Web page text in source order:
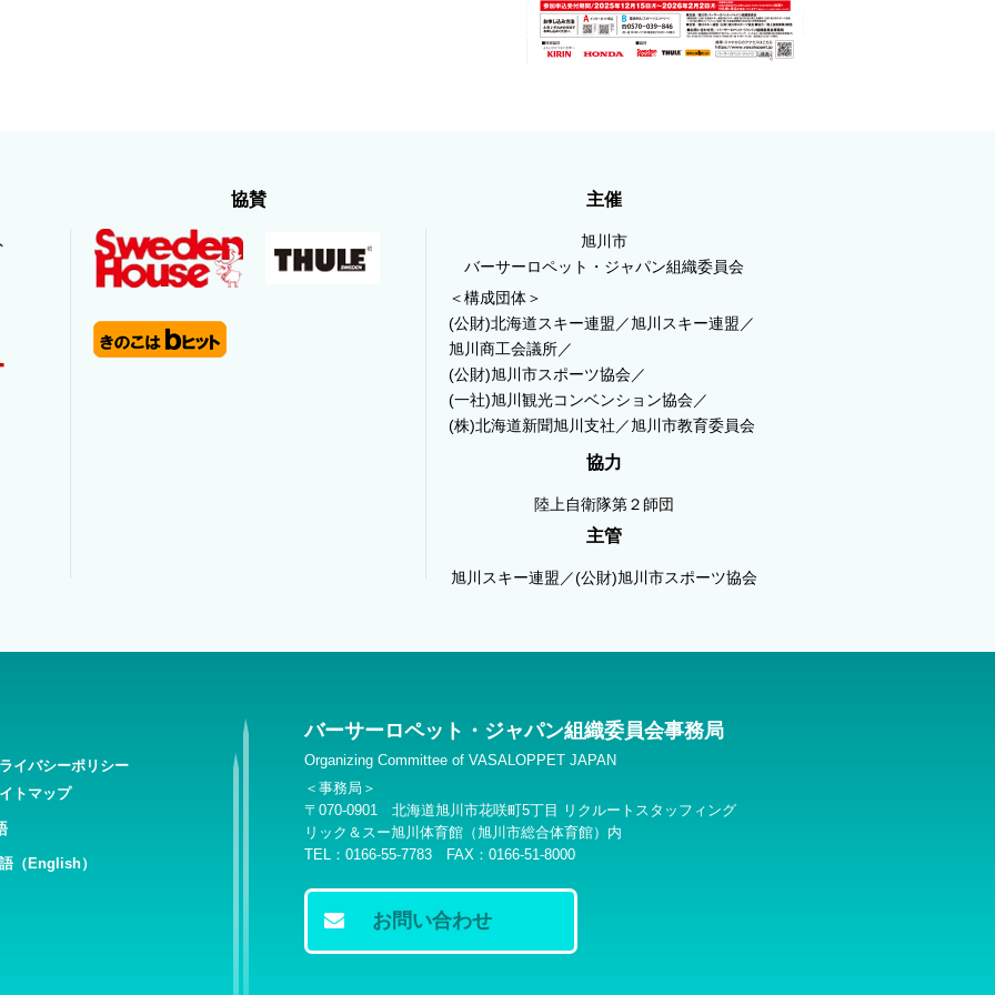
協賛 主催
旭川市
バーサーロペット・ジャパン組織委員会
＜構成団体＞
(公財)北海道スキー連盟／旭川スキー連盟／
旭川商工会議所／
(公財)旭川市スポーツ協会／
(一社)旭川観光コンベンション協会／
(株)北海道新聞旭川支社／旭川市教育委員会
協力
陸上自衛隊第２師団
主管
旭川スキー連盟／(公財)旭川市スポーツ協会
イバシーポリシー
トマップ
（English）
バーサーロペット・ジャパン組織委員会事務局
Organizing Committee of VASALOPPET JAPAN
＜事務局＞
〒070-0901 北海道旭川市花咲町5丁目 リクルートスタッフィング
リック＆スー旭川体育館（旭川市総合体育館）内
TEL：0166-55-7783 FAX：0166-51-8000
お問い合わせ